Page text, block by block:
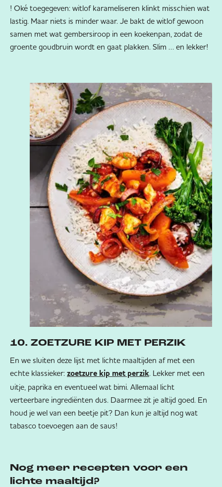
! Oké toegegeven: witlof karameliseren klinkt misschien wat
lastig. Maar niets is minder waar. Je bakt de witlof gewoon
samen met wat gembersiroop in een koekenpan, zodat de
groente goudbruin wordt en gaat plakken. Slim … en lekker!
10. ZOETZURE KIP MET PERZIK
En we sluiten deze lijst met lichte maaltijden af met een
echte klassieker: zoetzure kip met perzik. Lekker met een
uitje, paprika en eventueel wat bimi. Allemaal licht
verteerbare ingrediënten dus. Daarmee zit je altijd goed. En
houd je wel van een beetje pit? Dan kun je altijd nog wat
tabasco toevoegen aan de saus!
Nog meer recepten voor een
lichte maaltijd?